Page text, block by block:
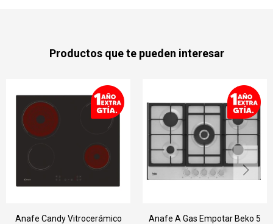
Productos que te pueden interesar
Anafe Candy Vitrocerámico
Anafe A Gas Empotar Beko 5